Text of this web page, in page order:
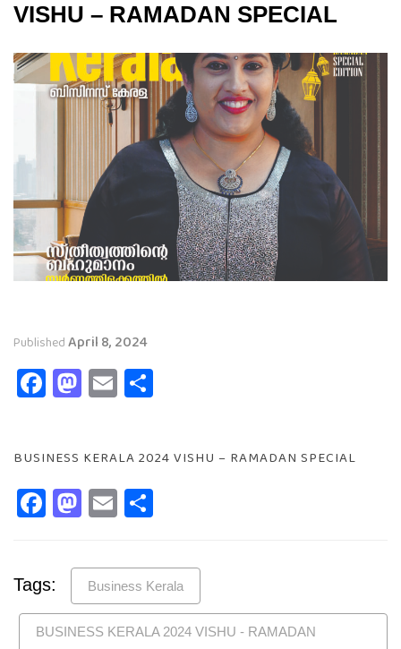
VISHU – RAMADAN SPECIAL
PublishedApril 8, 2024
Facebook
Mastodon
Email
BUSINESS KERALA 2024 VISHU – RAMADAN SPECIAL
Facebook
Mastodon
Email
Tags: Business Kerala
BUSINESS KERALA 2024 VISHU - RAMADAN